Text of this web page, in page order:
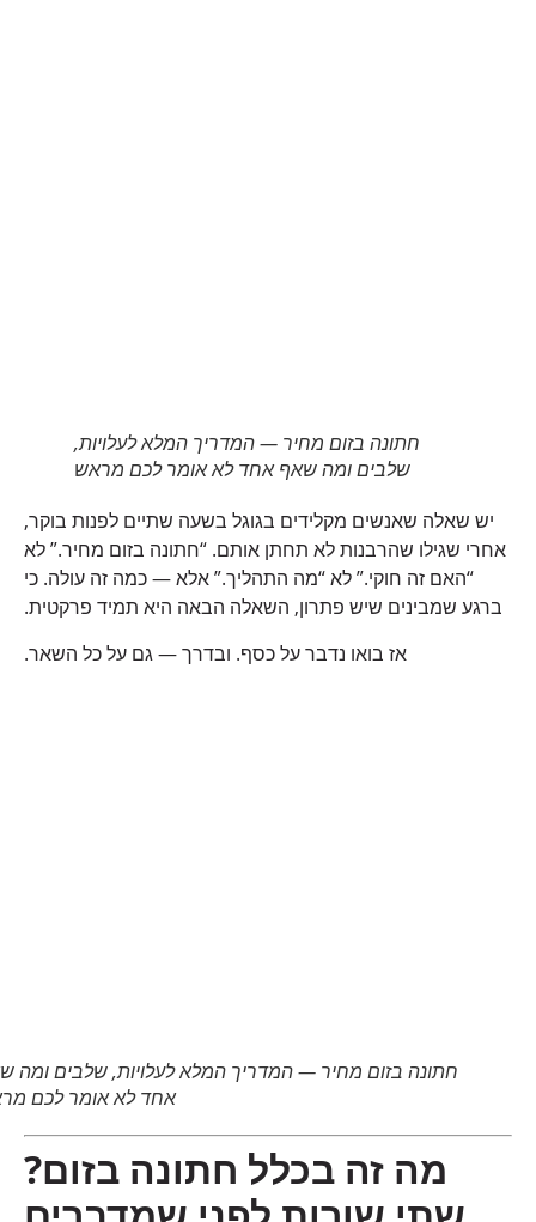
חתונה בזום מחיר — המדריך המלא לעלויות,
שלבים ומה שאף אחד לא אומר לכם מראש
יש שאלה שאנשים מקלידים בגוגל בשעה שתיים לפנות בוקר,
אחרי שגילו שהרבנות לא תחתן אותם. “חתונה בזום מחיר.” לא
“האם זה חוקי.” לא “מה התהליך.” אלא — כמה זה עולה. כי
ברגע שמבינים שיש פתרון, השאלה הבאה היא תמיד פרקטית.
אז בואו נדבר על כסף. ובדרך — גם על כל השאר.
חתונה בזום מחיר — המדריך המלא לעלויות, שלבים ומה שאף
אחד לא אומר לכם מראש
מה זה בכלל חתונה בזום?